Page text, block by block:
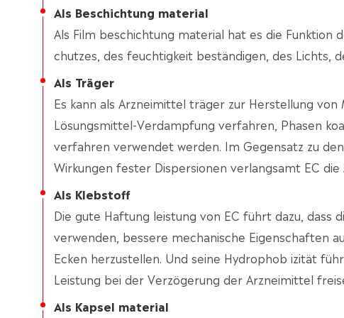
Als Beschichtung material
Als Film beschichtung material hat es die Funktion
chutzes, des feuchtigkeit beständigen, des Lichts,
Als Träger
Es kann als Arzneimittel träger zur Herstellung
Lösungsmittel-Verdampfung verfahren, Phasen
verfahren verwendet werden. Im Gegensatz zu
Wirkungen fester Dispersionen verlangsamt EC
Als Klebstoff
Die gute Haftung leistung von EC führt dazu, dass
verwenden, bessere mechanische Eigenschaften
Ecken herzustellen. Und seine Hydrophob izität
Leistung bei der Verzögerung der Arzneimittel
Als Kapsel material